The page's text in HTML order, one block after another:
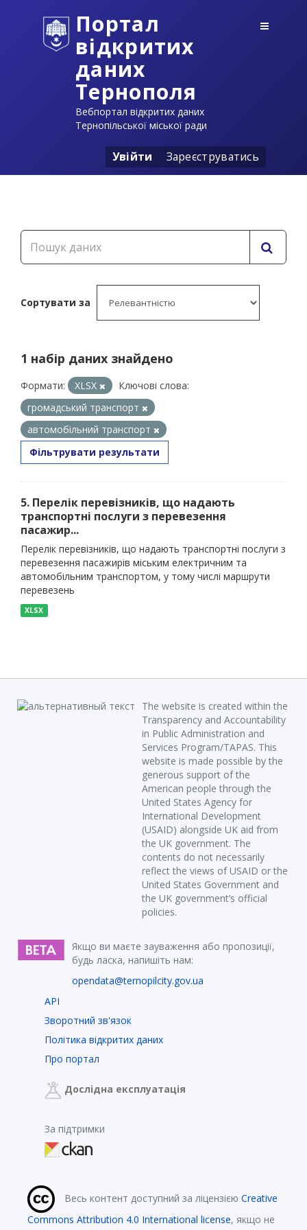
Портал
відкритих
даних
Тернополя
Вебпортал відкритих даних
Тернопільської міської ради
Увійти Зареєструватись
Сортувати за
1 набір даних знайдено
Формати: XLSX
Ключові слова:
громадський транспорт
автомобільний транспорт
Фільтрувати результати
5. Перелік перевізників, що надають
транспортні послуги з перевезення
пасажир...
Перелік перевізників, що надають транспортні послуги з
перевезення пасажирів міським електричним та
автомобільним транспортом, у тому числі маршрути
перевезень
XLSX
The website is created within the
Transparency and Accountability
in Public Administration and
Services Program/TAPAS. This
website is made possible by the
generous support of the
American people through the
United States Agency for
International Development
(USAID) alongside UK aid from
the UK government. The
contents do not necessarily
reflect the views of USAID or the
United States Government and
the UK government’s official
policies.
Якщо ви маєте зауваження або пропозиції,
будь ласка, напишіть нам:
opendata@ternopilcity.gov.ua
API
Зворотний зв'язок
Політика відкритих даних
Про портал
Дослідна експлуатація
За підтримки
Весь контент доступний за ліцензією Creative
Commons Attribution 4.0 International license, якщо не